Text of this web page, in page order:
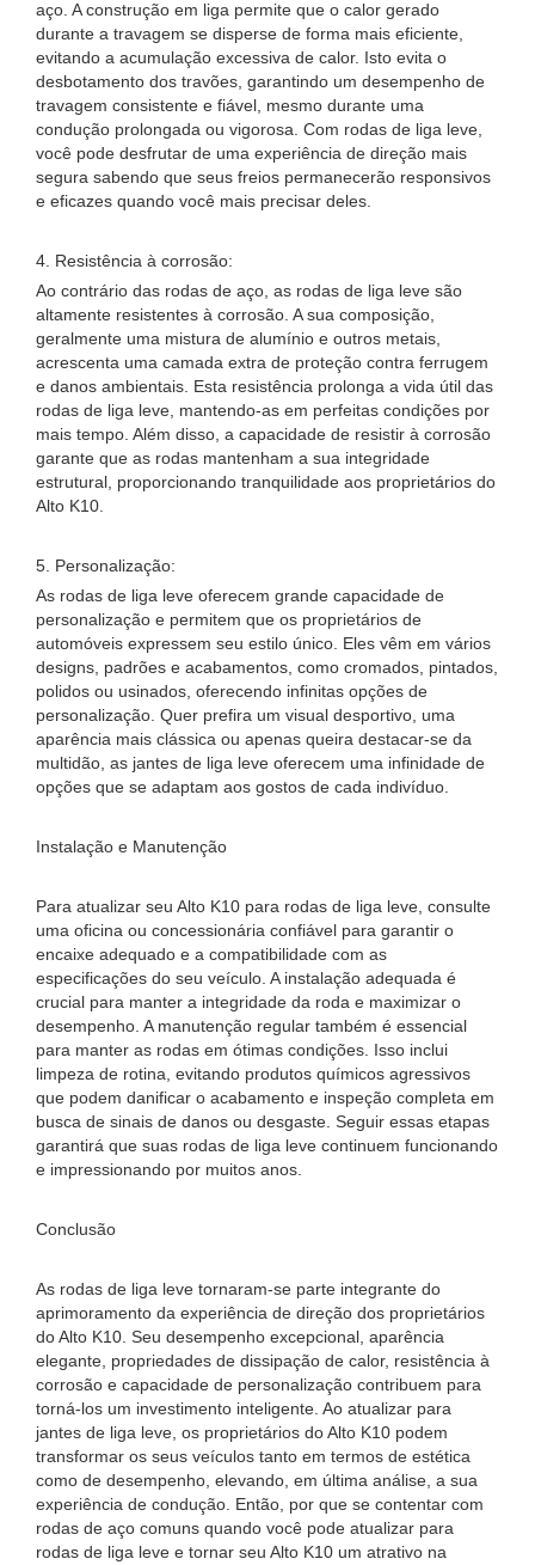
aço. A construção em liga permite que o calor gerado
durante a travagem se disperse de forma mais eficiente,
evitando a acumulação excessiva de calor. Isto evita o
desbotamento dos travões, garantindo um desempenho de
travagem consistente e fiável, mesmo durante uma
condução prolongada ou vigorosa. Com rodas de liga leve,
você pode desfrutar de uma experiência de direção mais
segura sabendo que seus freios permanecerão responsivos
e eficazes quando você mais precisar deles.
4. Resistência à corrosão:
Ao contrário das rodas de aço, as rodas de liga leve são
altamente resistentes à corrosão. A sua composição,
geralmente uma mistura de alumínio e outros metais,
acrescenta uma camada extra de proteção contra ferrugem
e danos ambientais. Esta resistência prolonga a vida útil das
rodas de liga leve, mantendo-as em perfeitas condições por
mais tempo. Além disso, a capacidade de resistir à corrosão
garante que as rodas mantenham a sua integridade
estrutural, proporcionando tranquilidade aos proprietários do
Alto K10.
5. Personalização:
As rodas de liga leve oferecem grande capacidade de
personalização e permitem que os proprietários de
automóveis expressem seu estilo único. Eles vêm em vários
designs, padrões e acabamentos, como cromados, pintados,
polidos ou usinados, oferecendo infinitas opções de
personalização. Quer prefira um visual desportivo, uma
aparência mais clássica ou apenas queira destacar-se da
multidão, as jantes de liga leve oferecem uma infinidade de
opções que se adaptam aos gostos de cada indivíduo.
Instalação e Manutenção
Para atualizar seu Alto K10 para rodas de liga leve, consulte
uma oficina ou concessionária confiável para garantir o
encaixe adequado e a compatibilidade com as
especificações do seu veículo. A instalação adequada é
crucial para manter a integridade da roda e maximizar o
desempenho. A manutenção regular também é essencial
para manter as rodas em ótimas condições. Isso inclui
limpeza de rotina, evitando produtos químicos agressivos
que podem danificar o acabamento e inspeção completa em
busca de sinais de danos ou desgaste. Seguir essas etapas
garantirá que suas rodas de liga leve continuem funcionando
e impressionando por muitos anos.
Conclusão
As rodas de liga leve tornaram-se parte integrante do
aprimoramento da experiência de direção dos proprietários
do Alto K10. Seu desempenho excepcional, aparência
elegante, propriedades de dissipação de calor, resistência à
corrosão e capacidade de personalização contribuem para
torná-los um investimento inteligente. Ao atualizar para
jantes de liga leve, os proprietários do Alto K10 podem
transformar os seus veículos tanto em termos de estética
como de desempenho, elevando, em última análise, a sua
experiência de condução. Então, por que se contentar com
rodas de aço comuns quando você pode atualizar para
rodas de liga leve e tornar seu Alto K10 um atrativo na